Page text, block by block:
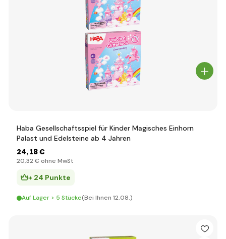
Haba Gesellschaftsspiel für Kinder Magisches Einhorn
Palast und Edelsteine ab 4 Jahren
24,18 €
20,32 € ohne MwSt
+ 24 Punkte
Auf Lager > 5 Stücke(Bei Ihnen 12.08.)